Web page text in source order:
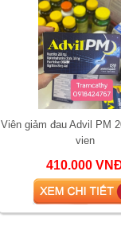
Viên giảm đau Advil PM
vien
410.000